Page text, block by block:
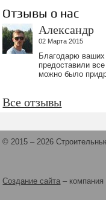
Отзывы о нас
Александр
02 Марта 2015
Благодарю ваших
предоставили
можно было
Все отзывы
© 2015 – 2026
Создание сайта –